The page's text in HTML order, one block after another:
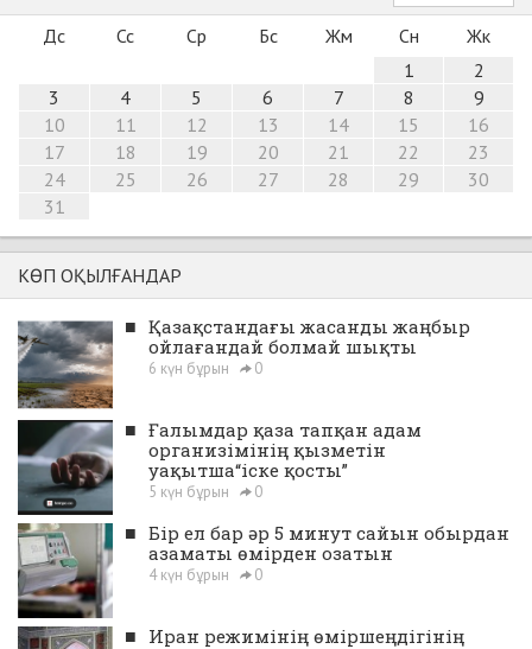
Дс Сс Ср Бс Жм Сн
Жк
1
2
3
4 5 6 7 8
9
10
11 12 13 14 15
16
17
18 19 20 21 22
23
24
25 26 27 28 29
30
31
КӨП ОҚЫЛҒАНДАР
■ Қазақстандағы жасанды жаңбыр
ойлағандай болмай шықты
6 күн бұрын 0
■ Ғалымдар қаза тапқан адам
организімінің қызметін
уақытша“іске қосты”
5 күн бұрын 0
■ Бір ел бар әр 5 минут сайын обырдан
азаматы өмірден озатын
4 күн бұрын 0
■ Иран режимінің өміршеңдігінің